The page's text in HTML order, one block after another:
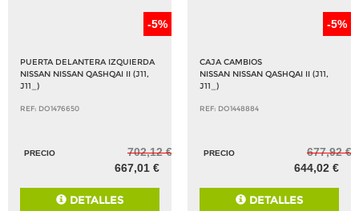
-5%
PUERTA DELANTERA IZQUIERDA
NISSAN NISSAN QASHQAI II (J11,
J11_)
REF: DO1476650
PRECIO
702,12 €
667,01 €
DETALLES
-5%
CAJA CAMBIOS
NISSAN NISSAN QASHQAI II (J11,
J11_)
REF: DO1448884
PRECIO
677,92 €
644,02 €
DETALLES